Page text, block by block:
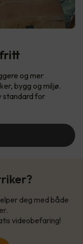
og mer
bygg og miljø.
standard for
deg med både
videobefaring!